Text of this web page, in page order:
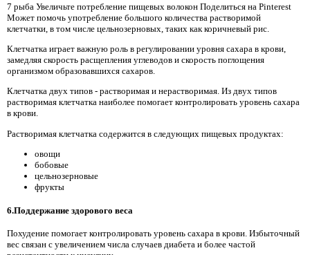
7 рыба Увеличьте потребление пищевых волокон Поделиться на Pinterest
Может помочь употребление большого количества растворимой
клетчатки, в том числе цельнозерновых, таких как коричневый рис.
Клетчатка играет важную роль в регулировании уровня сахара в крови,
замедляя скорость расщепления углеводов и скорость поглощения
организмом образовавшихся сахаров.
Клетчатка двух типов - растворимая и нерастворимая. Из двух типов
растворимая клетчатка наиболее помогает контролировать уровень сахара
в крови.
Растворимая клетчатка содержится в следующих пищевых продуктах:
овощи
бобовые
цельнозерновые
фрукты
6.Поддержание здорового веса
Похудение помогает контролировать уровень сахара в крови. Избыточный
вес связан с увеличением числа случаев диабета и более частой